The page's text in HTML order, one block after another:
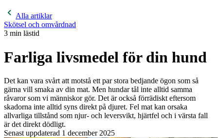
Alla artiklar
Skötsel och omvårdnad
3 min lästid
Farliga livsmedel för din hund
Det kan vara svårt att motstå ett par stora bedjande ögon som så
gärna vill smaka av din mat. Men hundar tål inte alltid samma
råvaror som vi människor gör. Det är också förrädiskt eftersom
skadorna inte alltid syns direkt på djuret. Fel mat kan orsaka
allvarliga tillstånd som njur- och leversvikt, hjärtfel och i värsta fall
är det direkt dödligt.
Senast uppdaterad 1 december 2025